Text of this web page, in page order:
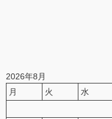
2026年8月
月
火 水